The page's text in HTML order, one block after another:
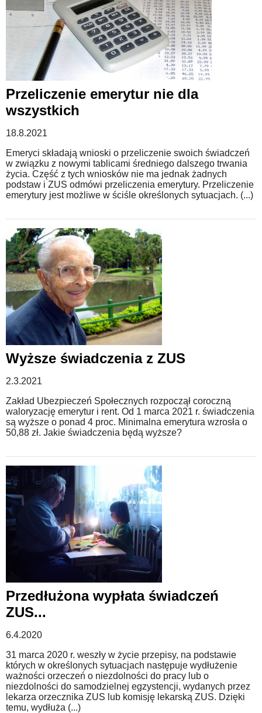
Przeliczenie emerytur nie dla
wszystkich
18.8.2021
Emeryci składają wnioski o przeliczenie swoich świadczeń
w związku z nowymi tablicami średniego dalszego trwania
życia. Część z tych wniosków nie ma jednak żadnych
podstaw i ZUS odmówi przeliczenia emerytury. Przeliczenie
emerytury jest możliwe w ściśle określonych sytuacjach. (...)
Wyższe świadczenia z ZUS
2.3.2021
Zakład Ubezpieczeń Społecznych rozpoczął coroczną
waloryzację emerytur i rent. Od 1 marca 2021 r. świadczenia
są wyższe o ponad 4 proc. Minimalna emerytura wzrosła o
50,88 zł. Jakie świadczenia będą wyższe?
Przedłużona wypłata świadczeń
ZUS...
6.4.2020
31 marca 2020 r. weszły w życie przepisy, na podstawie
których w określonych sytuacjach następuje wydłużenie
ważności orzeczeń o niezdolności do pracy lub o
niezdolności do samodzielnej egzystencji, wydanych przez
lekarza orzecznika ZUS lub komisję lekarską ZUS. Dzięki
temu, wydłuża (...)